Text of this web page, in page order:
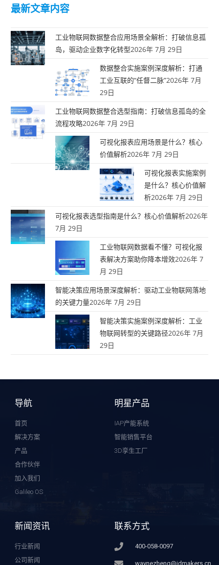
最新文章内容
工业物联网数据整合应用场景全解析：打破信息孤
岛，驱动企业数字化转型2026年 7月 29日
数据整合实施案例深度解析：打通
工业互联的“任督二脉”2026年 7月
29日
工业物联网数据整合选型指南：打破信息孤岛的全
流程攻略2026年 7月 29日
可视化报表应用场景是什么？核心
价值解析2026年 7月 29日
可视化报表实施案例
是什么？核心价值解
析2026年 7月 29日
可视化报表选型指南是什么？核心价值解析2026年
7月 29日
工业物联网数据看不懂？可视化报
表解决方案助你降本增效2026年 7
月 29日
智能决策应用场景深度解析：驱动工业物联网落地
的关键力量2026年 7月 29日
智能决策实施案例深度解析：工业
物联网转型的关键路径2026年 7月
29日
导航
首页
解决方案
产品
合作伙伴
加入我们
Galileo OS
明星产品
IAP产能系统
智能销售平台
3D孪生工厂
新闻资讯
行业新闻
公司新闻
联系方式
400-058-0097
waynezheng@idmakers.cn